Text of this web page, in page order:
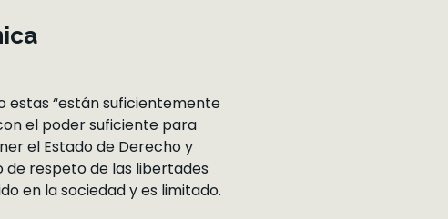
estas “están suficientemente
el poder suficiente para
el Estado de Derecho y
de respeto de las libertades
en la sociedad y es limitado.